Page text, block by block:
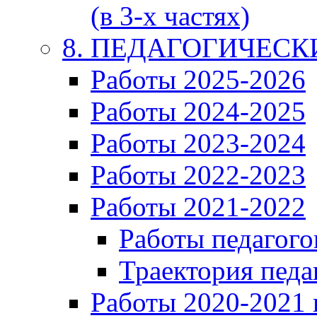
(в 3-х частях)
8.
Работы 2025-2026
Работы 2024-2025
Работы 2023-2024
Работы 2022-2023
Работы 2021-2022
Работы
Траектория
Работы 2020-2021